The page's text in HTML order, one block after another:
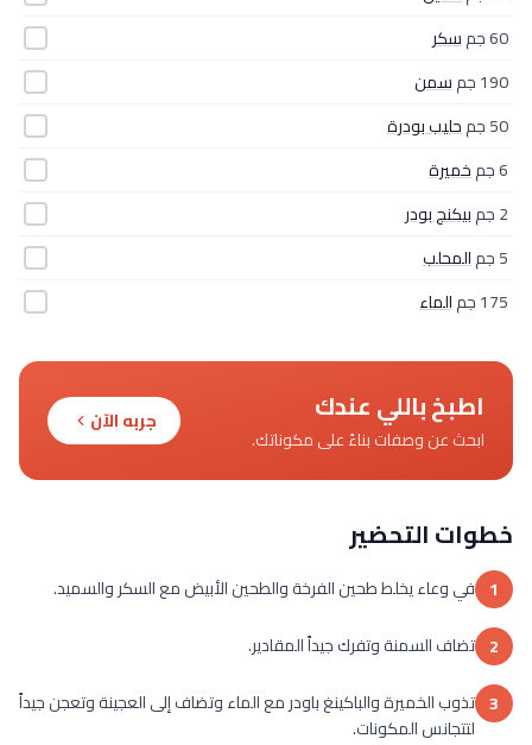
60 جم
سكر
190 جم
سمن
50 جم
حليب بودرة
6 جم
خميرة
2 جم
بيكنج بودر
5 جم
المحلب
175 جم
الماء
اطبخ باللي عندك
ابحث عن وصفات بناءً على مكوناتك.
جربه الآن
خطوات التحضير
1 في وعاء يخلط طحين الفرخة والطحين الأبيض مع السكر والسميد.
2 تضاف السمنة وتفرك جيداً المقادير.
3 تذوب الخميرة والباكينغ باودر مع الماء وتضاف إلى العجينة وتعجن جيداً
لتتجانس المكونات.